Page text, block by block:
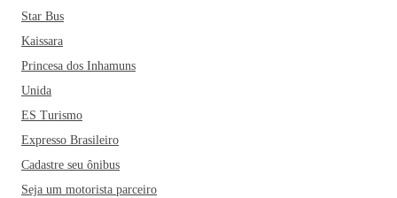
Star Bus
Kaissara
Princesa dos Inhamuns
Unida
ES Turismo
Expresso Brasileiro
Cadastre seu ônibus
Seja um motorista parceiro